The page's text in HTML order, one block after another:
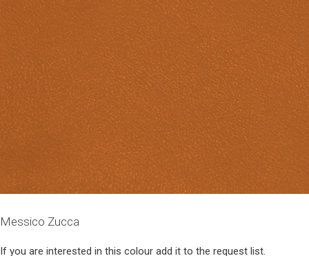
Messico Zucca
If you are interested in this colour add it to the request list.